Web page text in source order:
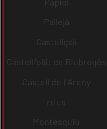
Pallejà
Castellgalí
Castellfollit de Riubregós
Castell de l´Areny
rrius
Montesquiu